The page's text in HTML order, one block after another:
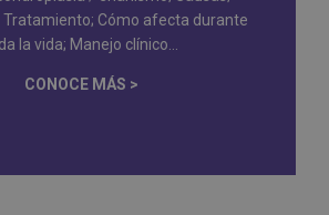
Tratamiento; Cómo afecta durante
la vida; Manejo clínico...
CONOCE MÁS >